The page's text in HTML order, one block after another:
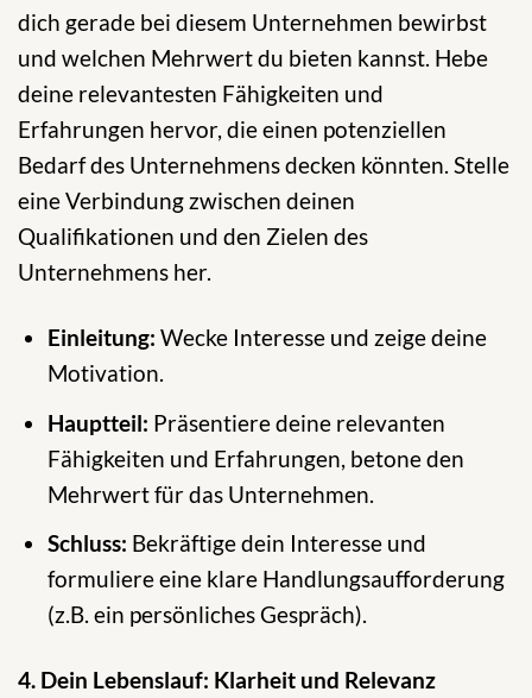
dich gerade bei diesem Unternehmen bewirbst
und welchen Mehrwert du bieten kannst. Hebe
deine relevantesten Fähigkeiten und
Erfahrungen hervor, die einen potenziellen
Bedarf des Unternehmens decken könnten. Stelle
eine Verbindung zwischen deinen
Qualifikationen und den Zielen des
Unternehmens her.
Einleitung: Wecke Interesse und zeige deine
Motivation.
Hauptteil: Präsentiere deine relevanten
Fähigkeiten und Erfahrungen, betone den
Mehrwert für das Unternehmen.
Schluss: Bekräftige dein Interesse und
formuliere eine klare Handlungsaufforderung
(z.B. ein persönliches Gespräch).
4. Dein Lebenslauf: Klarheit und Relevanz